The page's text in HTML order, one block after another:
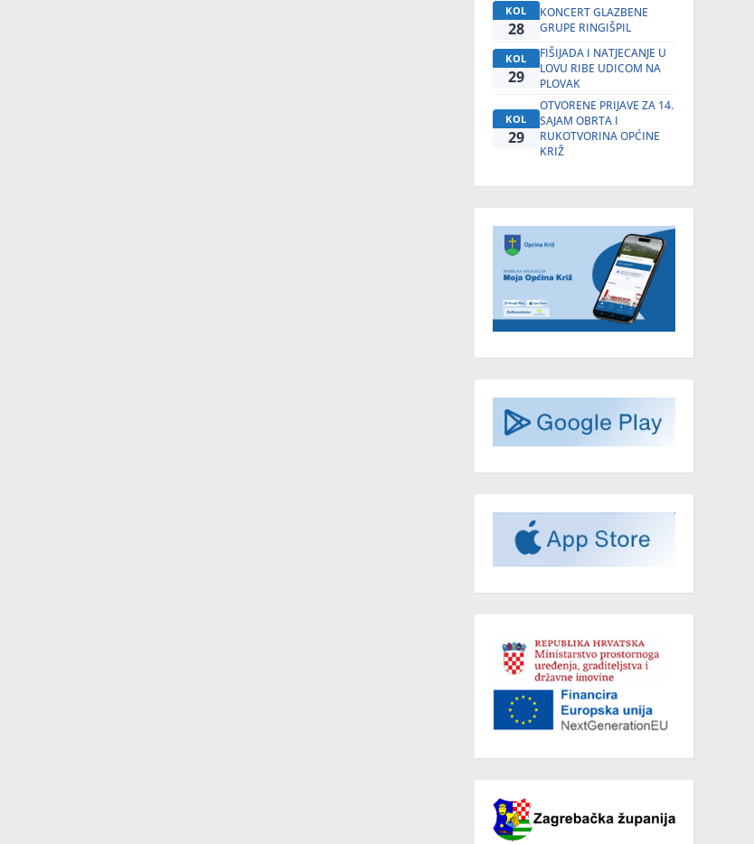
KOL
28
KONCERT GLAZBENE
GRUPE RINGIŠPIL
KOL
29
FIŠIJADA I NATJECANJE U
LOVU RIBE UDICOM NA
PLOVAK
KOL
29
OTVORENE PRIJAVE ZA 14.
SAJAM OBRTA I
RUKOTVORINA OPĆINE
KRIŽ